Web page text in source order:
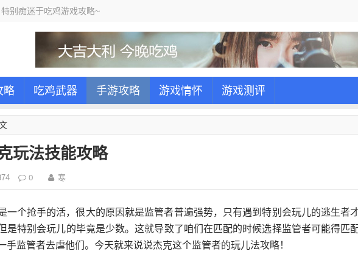
别痴迷于吃鸡游戏攻略~
略 吃鸡武器 手游攻略 游戏情怀 游戏测评
玩法技能攻略
0 寒
一个抢手的活，很大的原因就是监管者普遍强势，只有遇到特别会玩儿的逃生者
是特别会玩儿的毕竟是少数。这就导致了咱们在匹配的时候选择监管者可能得匹
手监管者去虐他们。今天就来说说杰克这个监管者的玩儿法攻略！